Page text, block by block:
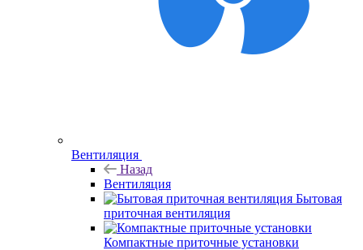
Вентиляция
Назад
Вентиляция
Бытовая
приточная вентиляция
Компактные приточные установки